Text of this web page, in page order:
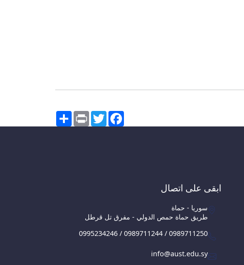
Share PrintTwitterFacebook
ابقى على اتصال
سوريا - حماة
طريق حماة حمص الدولي - مفرق تل قرطل
0995234246 / 0989711244 / 0989711250
info@aust.edu.sy